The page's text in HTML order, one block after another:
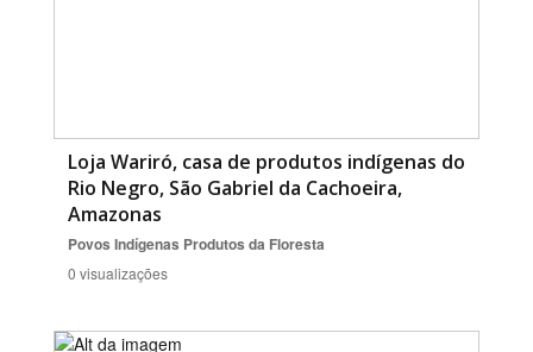
Loja Wariró, casa de produtos indígenas do
Rio Negro, São Gabriel da Cachoeira,
Amazonas
Povos Indígenas Produtos da Floresta
0 visualizações